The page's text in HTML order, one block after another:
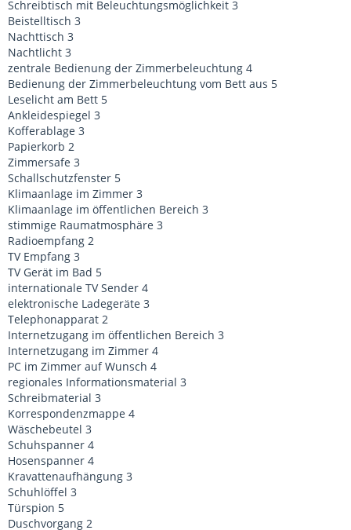
Schreibtisch mit Beleuchtungsmöglichkeit 3
Beistelltisch 3
Nachttisch 3
Nachtlicht 3
zentrale Bedienung der Zimmerbeleuchtung 4
Bedienung der Zimmerbeleuchtung vom Bett aus 5
Leselicht am Bett 5
Ankleidespiegel 3
Kofferablage 3
Papierkorb 2
Zimmersafe 3
Schallschutzfenster 5
Klimaanlage im Zimmer 3
Klimaanlage im öffentlichen Bereich 3
stimmige Raumatmosphäre 3
Radioempfang 2
TV Empfang 3
TV Gerät im Bad 5
internationale TV Sender 4
elektronische Ladegeräte 3
Telephonapparat 2
Internetzugang im öffentlichen Bereich 3
Internetzugang im Zimmer 4
PC im Zimmer auf Wunsch 4
regionales Informationsmaterial 3
Schreibmaterial 3
Korrespondenzmappe 4
Wäschebeutel 3
Schuhspanner 4
Hosenspanner 4
Kravattenaufhängung 3
Schuhlöffel 3
Türspion 5
Duschvorgang 2